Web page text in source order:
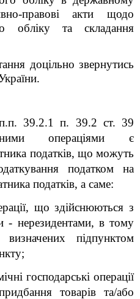
правові акти щодо
обліку та складання
доцільно звернутись
39.2.1 п. 39.2 ст. 39
операціями є
податків, що можуть
податком на
податків, а саме:
що здійснюються з
- нерезидентами, в тому
підпунктом
господарські операції
товарів та/або